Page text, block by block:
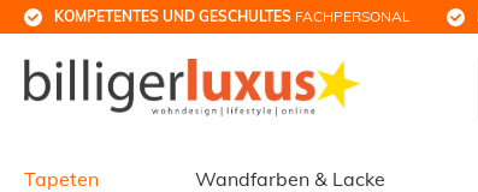
KOMPETENTES UND GESCHULTES FACHPERSONAL
Tapeten Wandfarben & Lacke